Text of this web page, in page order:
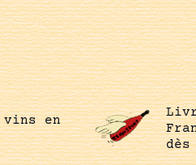
vins en
dès